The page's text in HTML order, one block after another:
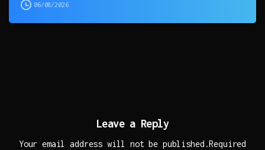
06/08/2026
Leave a Reply
Your email address will not be published.Required